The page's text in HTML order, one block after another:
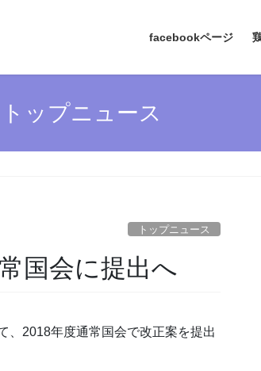
facebookページ
トップニュース
トップニュース
国会に提出へ
、2018年度通常国会で改正案を提出